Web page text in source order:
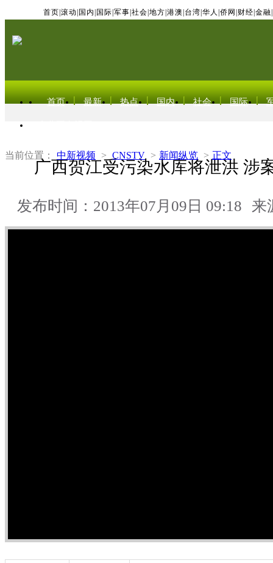
首页 滚动 国内 国际 军事 社会 地方 港澳 台湾 华人 侨网 财经 金融
首页 最新 热点 国内 社会 国际
当前位置： 中新视频 > CNSTV > 新闻纵览 > 正文
广西贺江受污染水库将泄洪 涉
发布时间：2013年07月09日 09:18 来